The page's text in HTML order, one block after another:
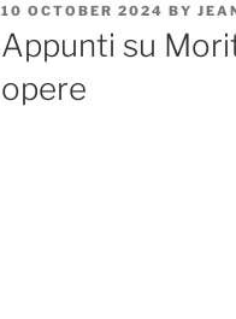
POSTED
ON
10 OCTOBER 2024 BY
Appunti su
opere